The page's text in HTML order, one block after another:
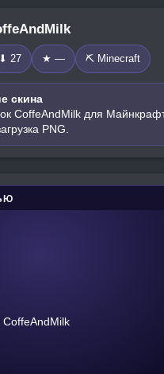
⬇ 27 ★ — ⛏️ Minecraft
скина
CoffeAndMilk для
PNG.